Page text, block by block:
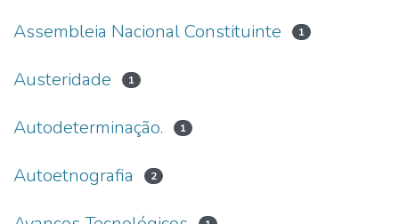
Assembleia Nacional Constituinte 1
Austeridade 1
Autodeterminação. 1
Autoetnografia 2